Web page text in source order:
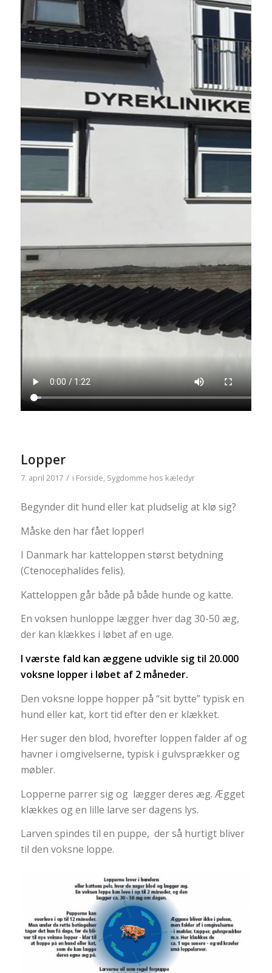
Lopper
7. april 2017 / i Forside, Sygdomme hos kæledyr
Begynder dit hund eller kat pludselig at klø sig?
Måske den har fået lopper!
I Danmark har katteloppen størst betydning
(Ctenocephalides felis).
Katteloppen går både på både hunde og katte.
En voksen hunloppe lægger hver dag 30-50 æg,
der kan klækkes i løbet af en uge.
I værste fald kan æggene udvikle sig til 20.000
voksne lopper i løbet af 2 måneder.
Den voksne loppe hopper på “sit bytte” typisk en
hund eller kat, kort tid efter den er klækket.
Her suger den blod, hvorefter loppen falder af og
havner i omgivelserne, typisk i gulvsprækker og
møbler.
Lopperne parrer sig og lægger deres æg. Ægget
klækkes og en lille larve ser dagens lys.
Larven spindes til en puppe, der så hurtigt bliver
til den voksne loppe.